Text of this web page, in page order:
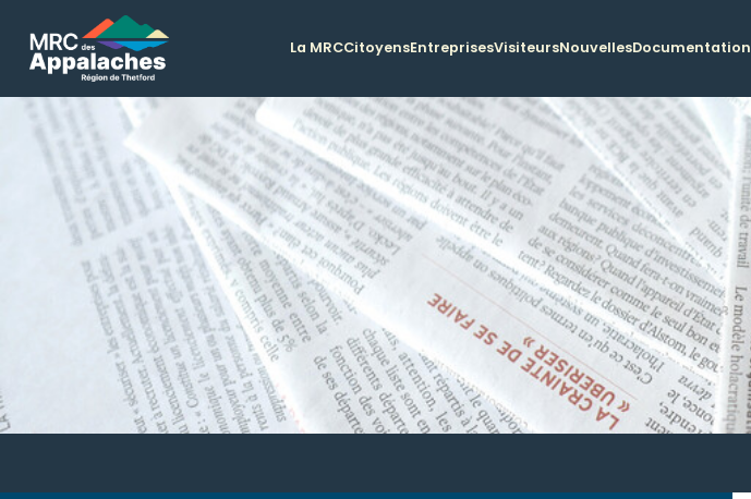
La MRCCitoyensEntreprisesVisiteursNouvellesDocumentation